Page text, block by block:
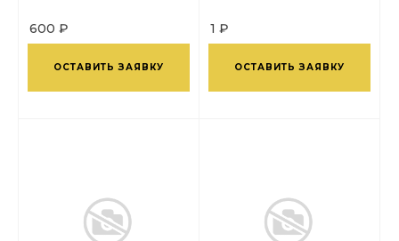
600 ₽
ОСТАВИТЬ ЗАЯВКУ
1 ₽
ОСТАВИТЬ ЗАЯВКУ